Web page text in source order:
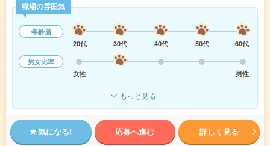
職場の雰囲気
年齢層
20代
30代 40代 50代
60代
男女比率
女性
男性
もっと見る
気になる! 応募へ進む 詳しく見る